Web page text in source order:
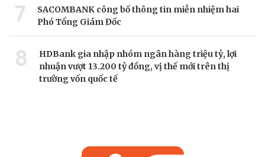
7
SACOMBANK công bố thông tin miễn nhiệm hai
Phó Tổng Giám Đốc
8
HDBank gia nhập nhóm ngân hàng triệu tỷ, lợi
nhuận vượt 13.200 tỷ đồng, vị thế mới trên thị
trường vốn quốc tế